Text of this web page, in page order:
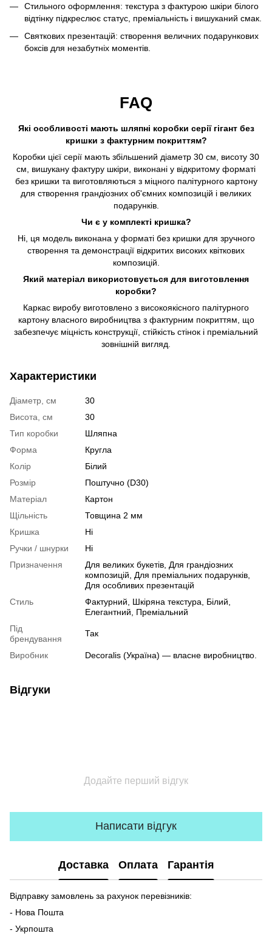
Стильного оформлення: текстура з фактурою шкіри білого
відтінку підкреслює статус, преміальність і вишуканий смак.
Святкових презентацій: створення величних подарункових
боксів для незабутніх моментів.
FAQ
Які особливості мають шляпні коробки серії гігант без
кришки з фактурним покриттям?
Коробки цієї серії мають збільшений діаметр 30 см, висоту 30
см, вишукану фактуру шкіри, виконані у відкритому форматі
без кришки та виготовляються з міцного палітурного картону
для створення грандіозних об'ємних композицій і великих
подарунків.
Чи є у комплекті кришка?
Ні, ця модель виконана у форматі без кришки для зручного
створення та демонстрації відкритих високих квіткових
композицій.
Який матеріал використовується для виготовлення
коробки?
Каркас виробу виготовлено з високоякісного палітурного
картону власного виробництва з фактурним покриттям, що
забезпечує міцність конструкції, стійкість стінок і преміальний
зовнішній вигляд.
Характеристики
Діаметр, см
30
Висота, см
30
Тип коробки
Шляпна
Форма
Кругла
Колір
Білий
Розмір
Поштучно (D30)
Матеріал
Картон
Щільність
Товщина 2 мм
Кришка
Ні
Ручки / шнурки
Ні
Призначення
Для великих букетів, Для грандіозних
композицій, Для преміальних подарунків,
Для особливих презентацій
Стиль
Фактурний, Шкіряна текстура, Білий,
Елегантний, Преміальний
Під
брендування
Так
Виробник Decoralis (Україна) — власне виробництво.
Відгуки
Додайте перший відгук
Написати відгук
Доставка Оплата Гарантія
Відправку замовлень за рахунок перевізників:
- Нова Пошта
- Укрпошта